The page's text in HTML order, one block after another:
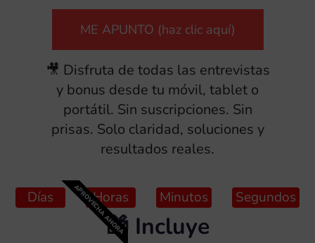
ME APUNTO (haz clic aquí)
🎥 Disfruta de todas las entrevistas
y bonus desde tu móvil, tablet o
portátil. Sin suscripciones. Sin
prisas. Solo claridad, soluciones y
resultados reales.
APROVECHA AHORA
Días Horas Minutos Segundos
🎁 Incluye